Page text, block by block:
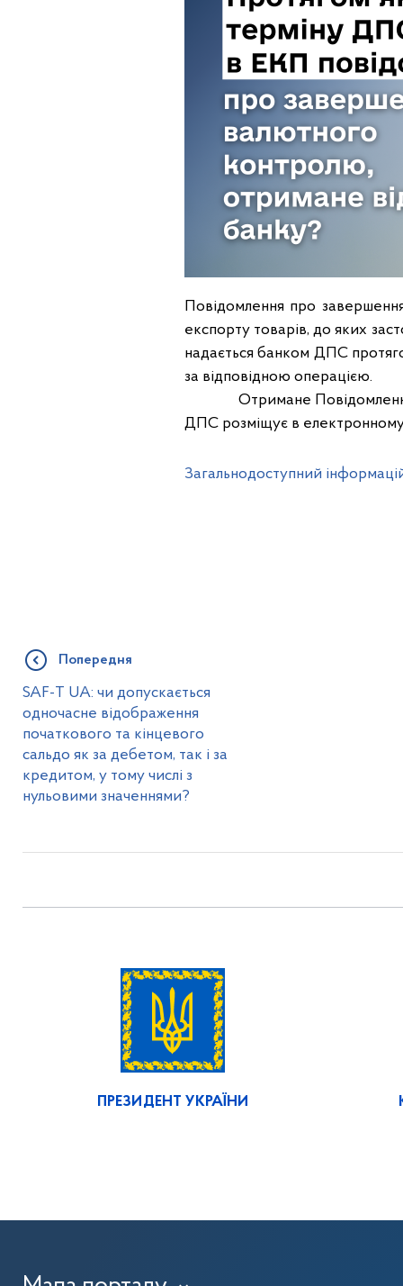
Повідомлення про
експорту товарів, до яких
надається банком ДПС
за відповідною операцією.
Отримане Повідомлення не
ДПС розміщує в електронному
Загальнодоступний
Попередня
SAF-T UA: чи допускається
одночасне відображення
початкового та кінцевого
сальдо як за дебетом, так і за
кредитом, у тому числі з
нульовими значеннями?
ПРЕЗИДЕНТ УКРАЇНИ